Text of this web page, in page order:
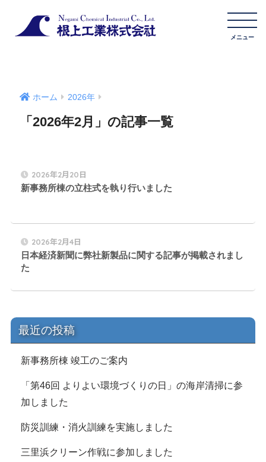
ホーム 2026年
「2026年2月」の記事一覧
2026年2月20日
新事務所棟の立柱式を執り行いました
2026年2月4日
日本経済新聞に弊社新製品に関する記事が掲載されまし
た
最近の投稿
新事務所棟 竣工のご案内
「第46回 よりよい環境づくりの日」の海岸清掃に参
加しました
防災訓練・消火訓練を実施しました
三里浜クリーン作戦に参加しました